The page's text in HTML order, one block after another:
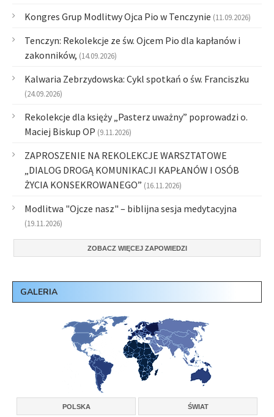
Kongres Grup Modlitwy Ojca Pio w Tenczynie (11.09.2026)
Tenczyn: Rekolekcje ze św. Ojcem Pio dla kapłanów i
zakonników, (14.09.2026)
Kalwaria Zebrzydowska: Cykl spotkań o św. Franciszku
(24.09.2026)
Rekolekcje dla księży „Pasterz uważny” poprowadzi o.
Maciej Biskup OP (9.11.2026)
ZAPROSZENIE NA REKOLEKCJE WARSZTATOWE
„DIALOG DROGĄ KOMUNIKACJI KAPŁANÓW I OSÓB
ŻYCIA KONSEKROWANEGO” (16.11.2026)
Modlitwa "Ojcze nasz" – biblijna sesja medytacyjna
(19.11.2026)
ZOBACZ WIĘCEJ ZAPOWIEDZI
GALERIA
POLSKA ŚWIAT